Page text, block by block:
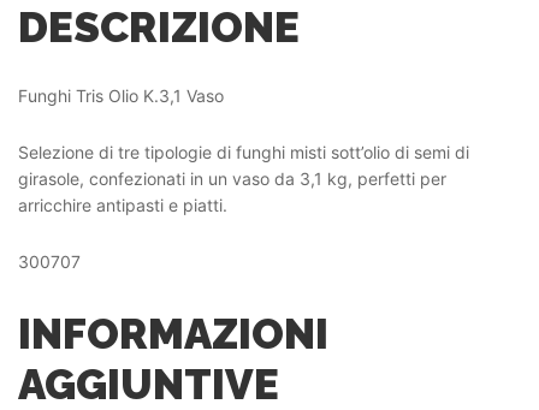
DESCRIZIONE
Funghi Tris Olio K.3,1 Vaso
Selezione di tre tipologie di funghi misti sott’olio di semi di
girasole, confezionati in un vaso da 3,1 kg, perfetti per
arricchire antipasti e piatti.
300707
INFORMAZIONI
AGGIUNTIVE